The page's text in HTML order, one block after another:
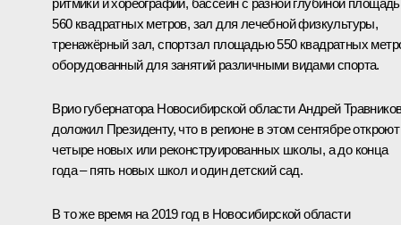
560 квадратных метров, зал для лечебной физкультуры,
тренажёрный зал, спортзал площадью 550 квадратных
оборудованный для занятий различными видами спорта.
Врио губернатора Новосибирской областиАндрей
доложил Президенту, что в регионе в этом сентябре откроют
четыре новых или реконструированных школы, а до конца
года – пять новых школ и один детский сад.
В то же время на 2019 год в Новосибирской области